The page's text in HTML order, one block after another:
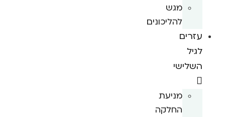
מגש
להליכונים
עזרים
לגיל
השלישי
מניעת
החלקה